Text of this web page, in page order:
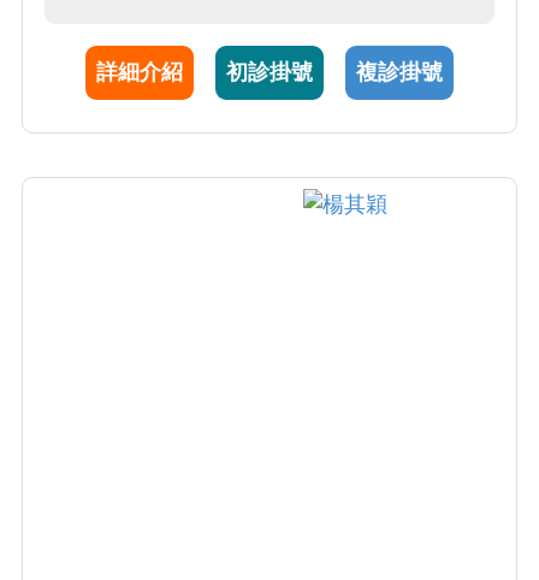
的診療。周醫師對肝癌及胃腸道癌症治療亦有
所專攻。內視鏡診療方面，周醫師擅長於內視
術。
詳細介紹 初診掛號 複診掛號